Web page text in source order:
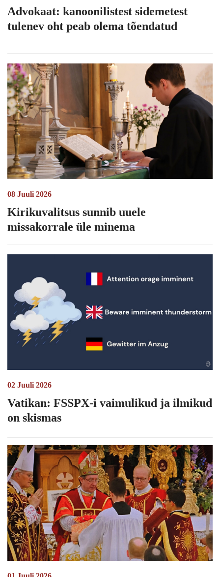
Advokaat: kanoonilistest sidemetest
tulenev oht peab olema tõendatud
08 Juuli 2026
Kirikuvalitsus sunnib uuele
missakorrale üle minema
02 Juuli 2026
Vatikan: FSSPX-i vaimulikud ja ilmikud
on skismas